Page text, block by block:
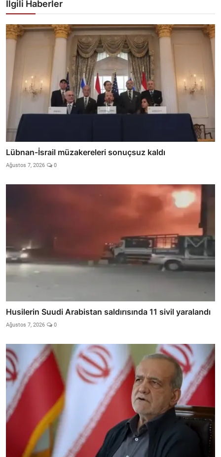
İlgili Haberler
Lübnan-İsrail müzakereleri sonuçsuz kaldı
Ağustos 7, 2026 0
Husilerin Suudi Arabistan saldırısında 11 sivil yaralandı
Ağustos 7, 2026 0